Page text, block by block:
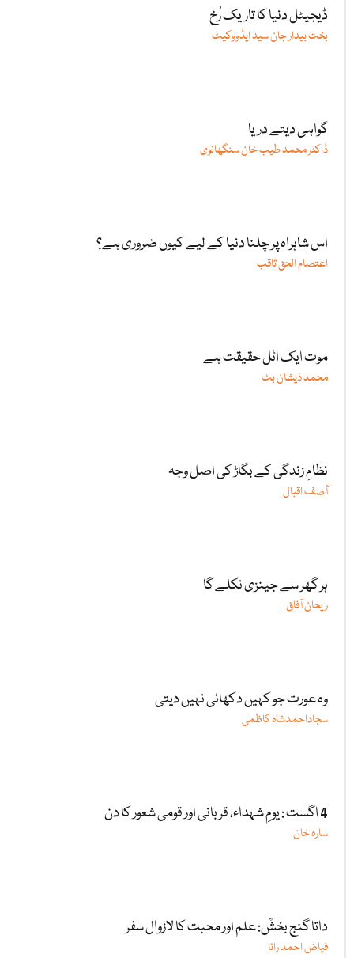
ڈیجیٹل دنیا کا تاریک رُخ
بخت بیدار جان سید ایڈووکیٹ
گواہی دیتے دریا
ڈاکٹر محمد طیب خان سنگھانوی
اس شاہراہ پر چلنا دنیا کے لیے کیوں ضروری ہے؟
اعتصام الحق ثاقب
موت ایک اٹل حقیقت ہے
محمد ذیشان بٹ
نظامِ زندگی کے بگاڑ کی اصل وجہ
آصف اقبال
ہر گھر سے جینزی نکلے گا
ریحان آفاق
وہ عورت جو کہیں دکھائی نہیں دیتی
سجاداحمدشاہ کاظمی
4 اگست : یومِ شہداء، قربانی اور قومی شعور کا دن
سارہ خان
داتا گنج بخشؒ: علم اور محبت کا لازوال سفر
فیاض احمد رانا